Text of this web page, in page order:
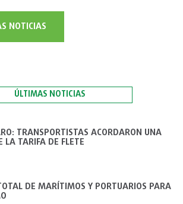
NOTICIAS
ÚLTIMAS NOTICIAS
TRANSPORTISTAS ACORDARON UNA
TARIFA DE FLETE
DE MARÍTIMOS Y PORTUARIOS PARA